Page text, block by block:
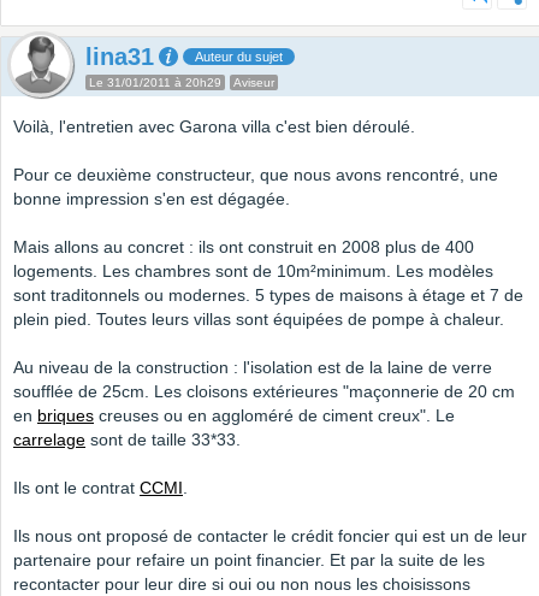
lina31 Auteur du sujet
Le 31/01/2011 à 20h29 Aviseur
Voilà, l'entretien avec Garona villa c'est bien déroulé.
Pour ce deuxième constructeur, que nous avons rencontré, une
bonne impression s'en est dégagée.
Mais allons au concret : ils ont construit en 2008 plus de 400
logements. Les chambres sont de 10m²minimum. Les modèles
sont traditonnels ou modernes. 5 types de maisons à étage et 7 de
plein pied. Toutes leurs villas sont équipées de pompe à chaleur.
Au niveau de la construction : l'isolation est de la laine de verre
soufflée de 25cm. Les cloisons extérieures "maçonnerie de 20 cm
en briques creuses ou en aggloméré de ciment creux". Le
carrelage sont de taille 33*33.
Ils ont le contrat CCMI.
Ils nous ont proposé de contacter le crédit foncier qui est un de leur
partenaire pour refaire un point financier. Et par la suite de les
recontacter pour leur dire si oui ou non nous les choisissons